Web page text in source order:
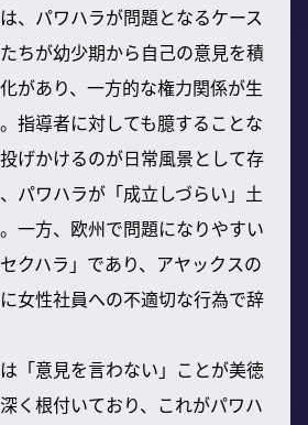
、パワハラが問題となるケース
ちが幼少期から自己の意見を積
があり、一方的な権力関係が生
指導者に対しても臆することな
げかけるのが日常風景として存
パワハラが「成立しづらい」土
一方、欧州で問題になりやすい
クハラ」であり、アヤックスの
女性社員への不適切な行為で辞
「意見を言わない」ことが美徳
く根付いており、これがパワハ